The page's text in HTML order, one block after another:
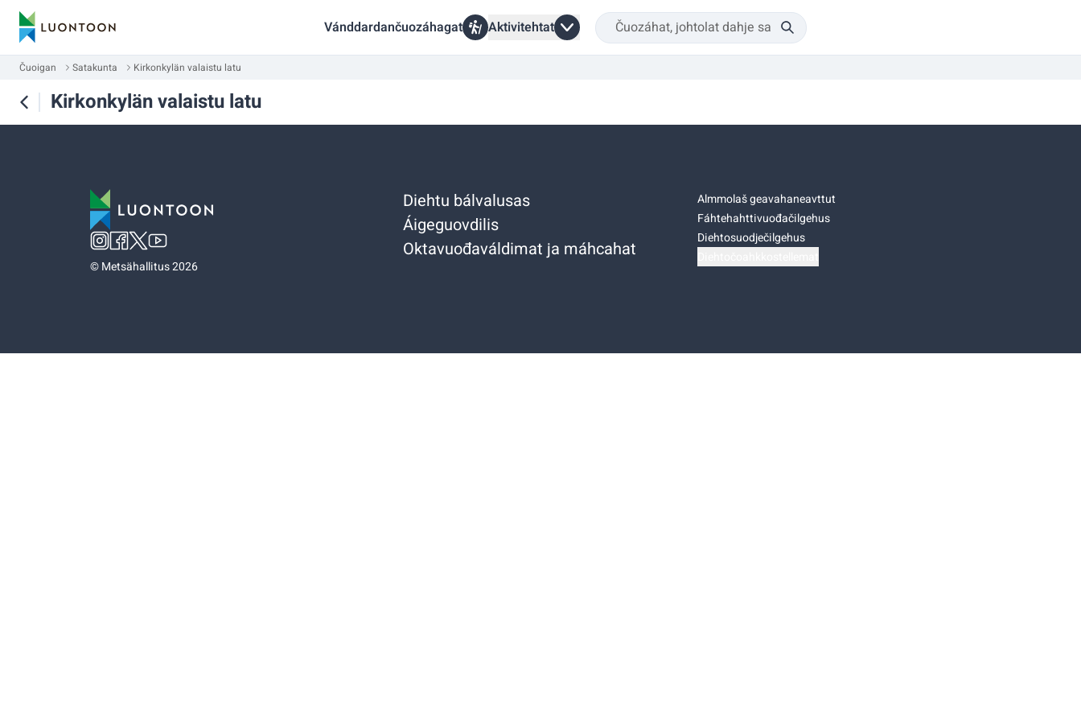
Vánddardančuozáhagat Aktivitehtat
Čuoigan Satakunta Kirkonkylän valaistu latu
Kirkonkylän valaistu latu
©Metsähallitus 2026
Diehtu bálvalusas
Áigeguovdilis
Oktavuođaváldimat ja máhcahat
Almmolaš geavahaneavttut
Fáhtehahttivuođačilgehus
Diehtosuodječilgehus